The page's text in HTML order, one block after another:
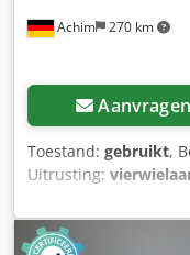
Achim 270 km
Aanvragen
Toestand: gebruikt,
Uitrusting:
bedrijfsuren *
Hydraulische
Zwaailicht *